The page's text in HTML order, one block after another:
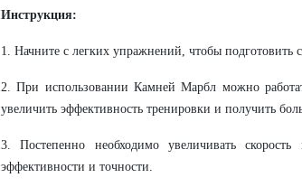
Инструкция:
1. Начните с легких упражнений, чтобы
2. При использовании Камней Марбл можно
увеличить эффективность тренировки и получить
3. Постепенно необходимо увеличивать
эффективности и точности.